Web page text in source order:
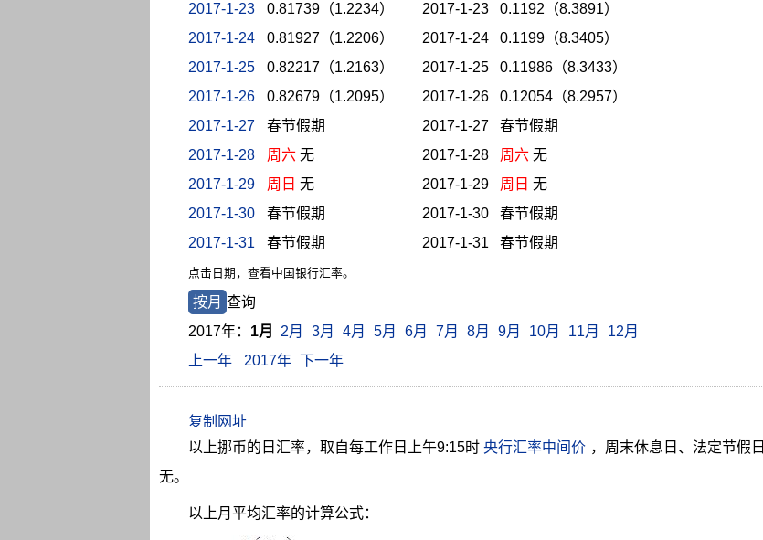
2017-1-23
0.81739（1.2234）
2017-1-24
0.81927（1.2206）
2017-1-25
0.82217（1.2163）
2017-1-26
0.82679（1.2095）
2017-1-27
春节假期
2017-1-28
周六无
2017-1-29
周日 无
2017-1-30
春节假期
2017-1-31
春节假期
点击日期，查看中国银行汇率。
2017-1-23 0.1192（8.3891）
2017-1-24 0.1199（8.3405）
2017-1-25 0.11986（8.3433）
2017-1-26 0.12054（8.2957）
2017-1-27 春节假期
2017-1-28 周六无
2017-1-29 周日 无
2017-1-30 春节假期
2017-1-31 春节假期
按月 查询
2017年： 1月 2月 3月 4月 5月 6月 7月 8月 9月 10月 11月
12月
上一年
2017年 下一年
以上挪币的日汇率，取自每工作日上午9:15时 央行汇率中间价 ，周末休息日、法定节假日
无。
以上月平均汇率的计算公式：